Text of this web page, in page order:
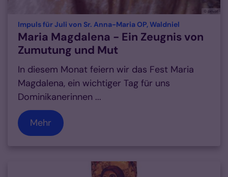
© privat
Impuls für Juli von Sr. Anna-Maria OP, Waldniel
Maria Magdalena - Ein Zeugnis von
Zumutung und Mut
In diesem Monat feiern wir das Fest Maria
Magdalena, ein wichtiger Tag für uns
Dominikanerinnen ...
Mehr